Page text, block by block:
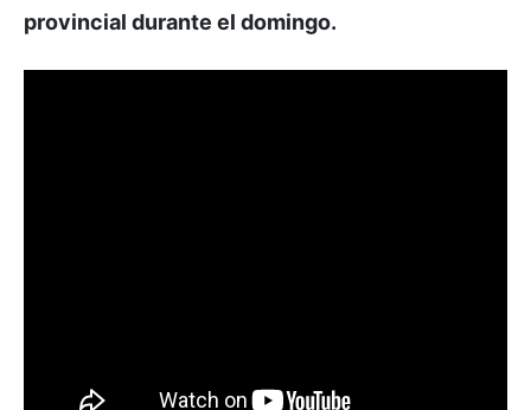
provincial durante el domingo.